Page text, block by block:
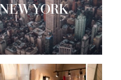
YORK